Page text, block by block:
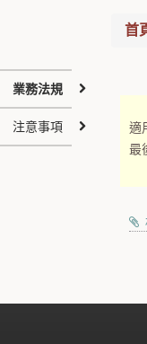
首
適
最
業務法規
注意事項